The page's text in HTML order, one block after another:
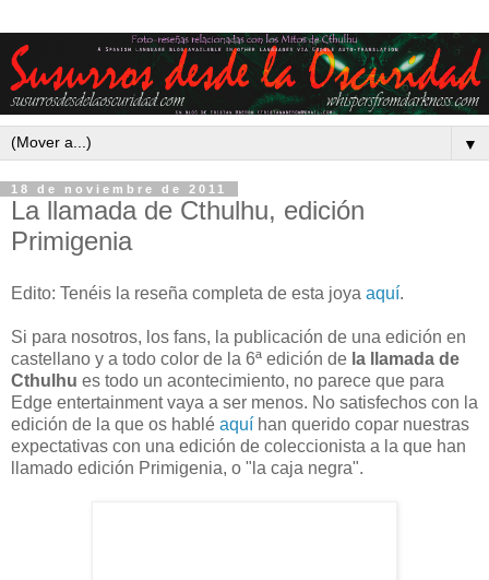
▼
18 de noviembre de 2011
La llamada de Cthulhu, edición
Primigenia
Edito: Tenéis la reseña completa de esta joya aquí.
Si para nosotros, los fans, la publicación de una edición en
castellano y a todo color de la 6ª edición de la llamada de
Cthulhu es todo un acontecimiento, no parece que para
Edge entertainment vaya a ser menos. No satisfechos con la
edición de la que os hablé aquí han querido copar nuestras
expectativas con una edición de coleccionista a la que han
llamado edición Primigenia, o "la caja negra".